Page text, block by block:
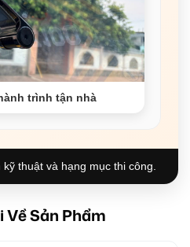
trình tận nhà
thuật và hạng mục thi công.
Sản Phẩm